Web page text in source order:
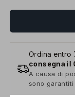
Ordina entro
consegna il
A causa di
sono garantiti